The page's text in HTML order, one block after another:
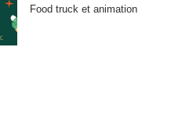
Food truck et animation